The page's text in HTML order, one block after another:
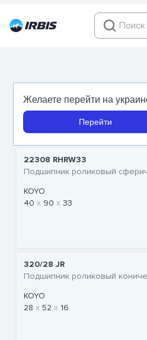
Желаете перейти на
Перейти
Подшипники
22308 RHRW33
Подшипник роликовый
KOYO
40
90 33
320/28 JR
Подшипник роликовый
KOYO
28
52 16